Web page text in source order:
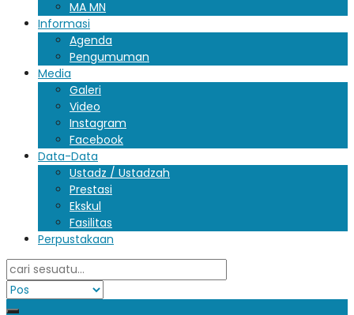
MA MN
Informasi
Agenda
Pengumuman
Media
Galeri
Video
Instagram
Facebook
Data-Data
Ustadz / Ustadzah
Prestasi
Ekskul
Fasilitas
Perpustakaan